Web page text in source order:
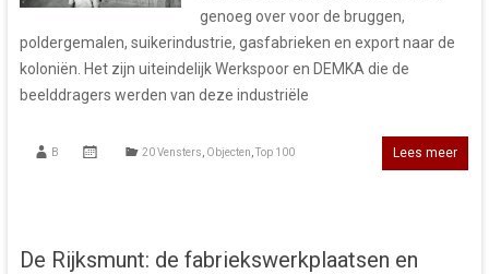
genoeg over voor de bruggen,
poldergemalen, suikerindustrie, gasfabrieken en export naar de
koloniën. Het zijn uiteindelijk Werkspoor en DEMKA die de
beelddragers werden van deze industriële
B 20 Vensters Objecten Top 100 Lees meer
De Rijksmunt: de fabriekswerkplaatsen en